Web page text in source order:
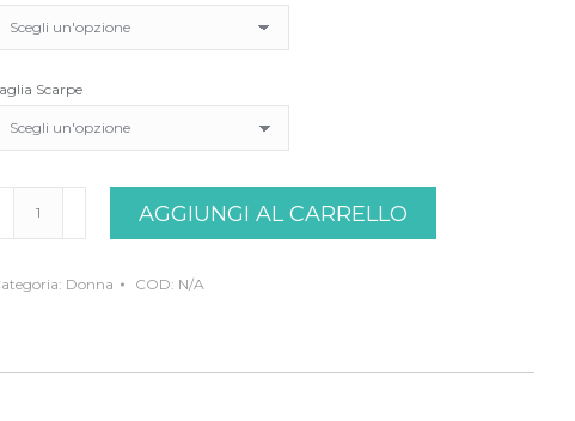
Scarpe
AGGIUNGI AL CARRELLO
Donna COD: N/A